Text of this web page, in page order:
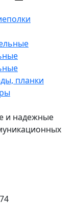
полки
планки
и надежные